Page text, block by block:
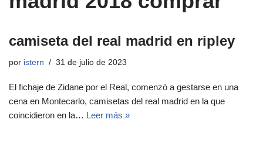
camiseta del real madrid en ripley
por istern 31 de julio de 2023
El fichaje de Zidane por el Real, comenzó a gestarse en una
cena en Montecarlo, camisetas del real madrid en la que
coincidieron en la… Leer más »